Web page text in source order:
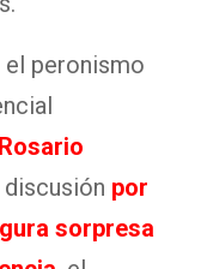
el peronismo
Rosario
discusión por
sorpresa